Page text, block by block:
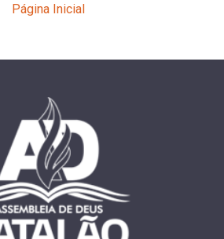
Página Inicial